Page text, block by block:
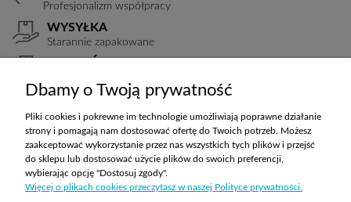
Profesjonalizm współpracy
WYSYŁKA
Starannie zapakowane
TRANSPORT
Koszty ustalane indywidualnie
ZAKUPY
Dbamy o Twoją prywatność
Pliki cookies i pokrewne im technologie umożliwiają poprawne działanie
strony i pomagają nam dostosować ofertę do Twoich potrzeb. Możesz
zaakceptować wykorzystanie przez nas wszystkich tych plików i przejść
do sklepu lub dostosować użycie plików do swoich preferencji,
wybierając opcję "Dostosuj zgody".
Więcej o plikach cookies przeczytasz w naszej Polityce prywatności.